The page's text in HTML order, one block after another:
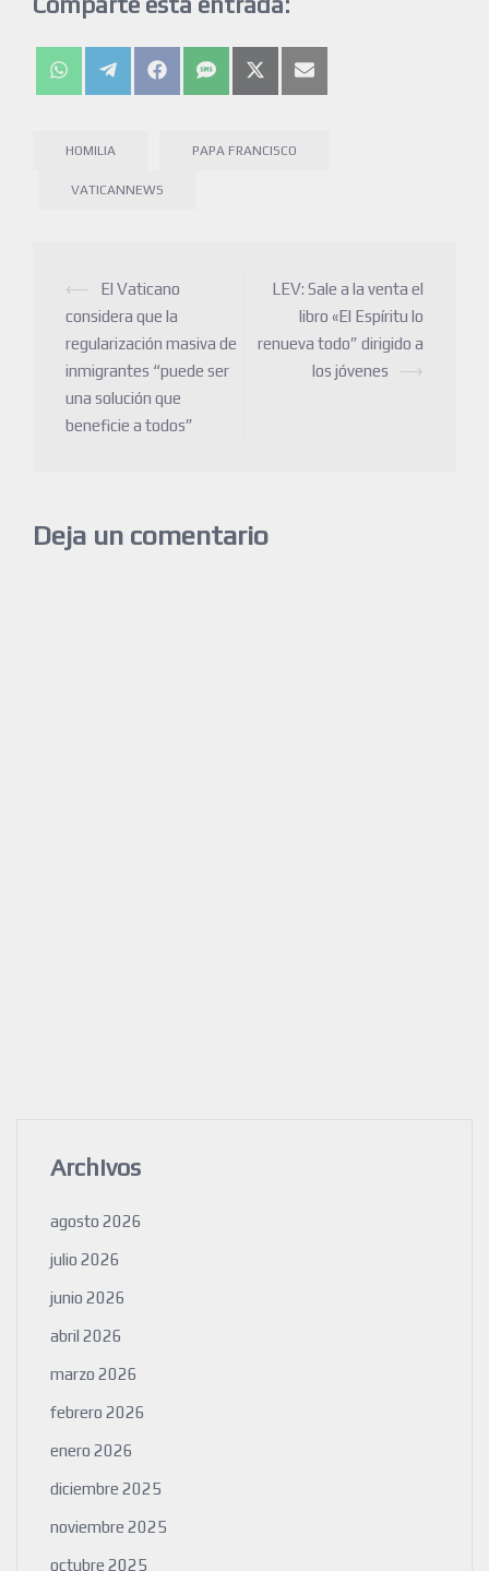
HOMILIA PAPA FRANCISCO
VATICANNEWS
⟵
El Vaticano
considera que la
regularización masiva de
inmigrantes “puede ser
una solución que
beneficie a todos”
LEV: Sale a la venta el
libro «El Espíritu lo
renueva todo” dirigido a
los jóvenes
⟶
Deja un comentario
Archivos
agosto 2026
julio 2026
junio 2026
abril 2026
marzo 2026
febrero 2026
enero 2026
diciembre 2025
noviembre 2025
octubre 2025